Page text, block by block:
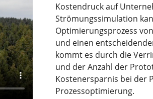
Kostendruck auf
Strömungssimulation
Optimierungsprozess
und einen
kommt es durch die
und der Anzahl der
Kostenersparnis bei der
Prozessoptimierung.